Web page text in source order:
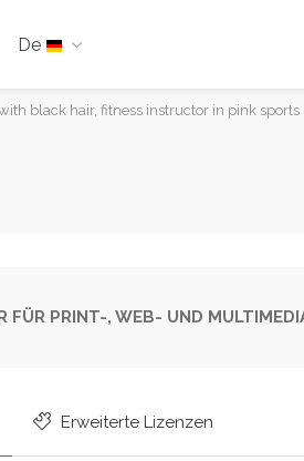
De
black hair, fitness instructor in pink sports
FÜR PRINT-, WEB- UND
Erweiterte Lizenzen